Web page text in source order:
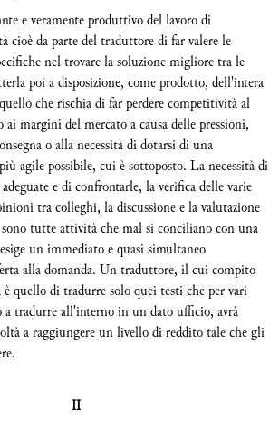
e veramente produttivo del lavoro di
cioè da parte del traduttore di far valere le
nel trovare la soluzione migliore tra le
poi a disposizione, come prodotto, dell'intera
che rischia di far perdere competitività al
margini del mercato a causa delle pressioni,
o alla necessità di dotarsi di una
agile possibile, cui è sottoposto. La necessità di
e di confrontarle, la verifica delle varie
tra colleghi, la discussione e la valutazione
tutte attività che mal si conciliano con una
un immediato e quasi simultaneo
alla domanda. Un traduttore, il cui compito
quello di tradurre solo quei testi che per vari
tradurre all'interno in un dato ufficio, avrà
a raggiungere un livello di reddito tale che gli
II